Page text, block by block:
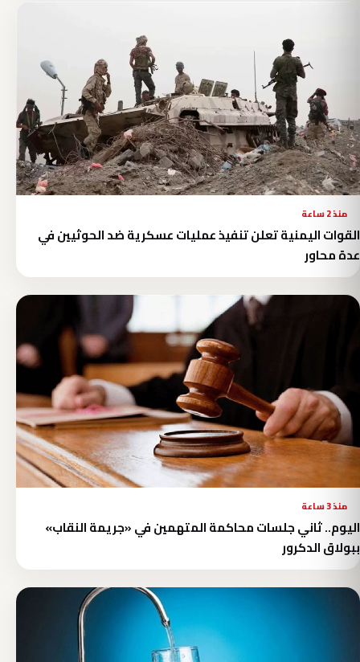
منذ 2 ساعة
القوات اليمنية تعلن تنفيذ عمليات عسكرية ضد الحوثيين في
عدة محاور
منذ 3 ساعة
اليوم.. ثاني جلسات محاكمة المتهمين في «جريمة النقاب»
ببولاق الدكرور